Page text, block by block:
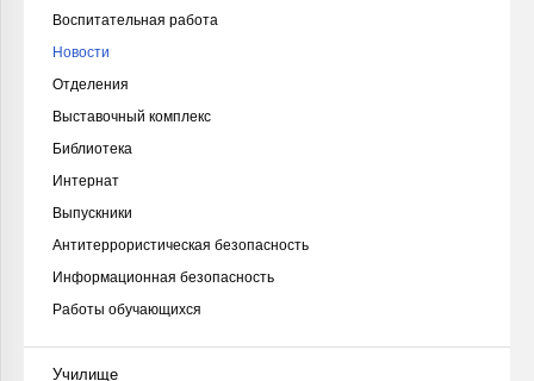
Воспитательная работа
Новости
Отделения
Выставочный комплекс
Библиотека
Интернат
Выпускники
Антитеррористическая безопасность
Информационная безопасность
Работы обучающихся
Училище